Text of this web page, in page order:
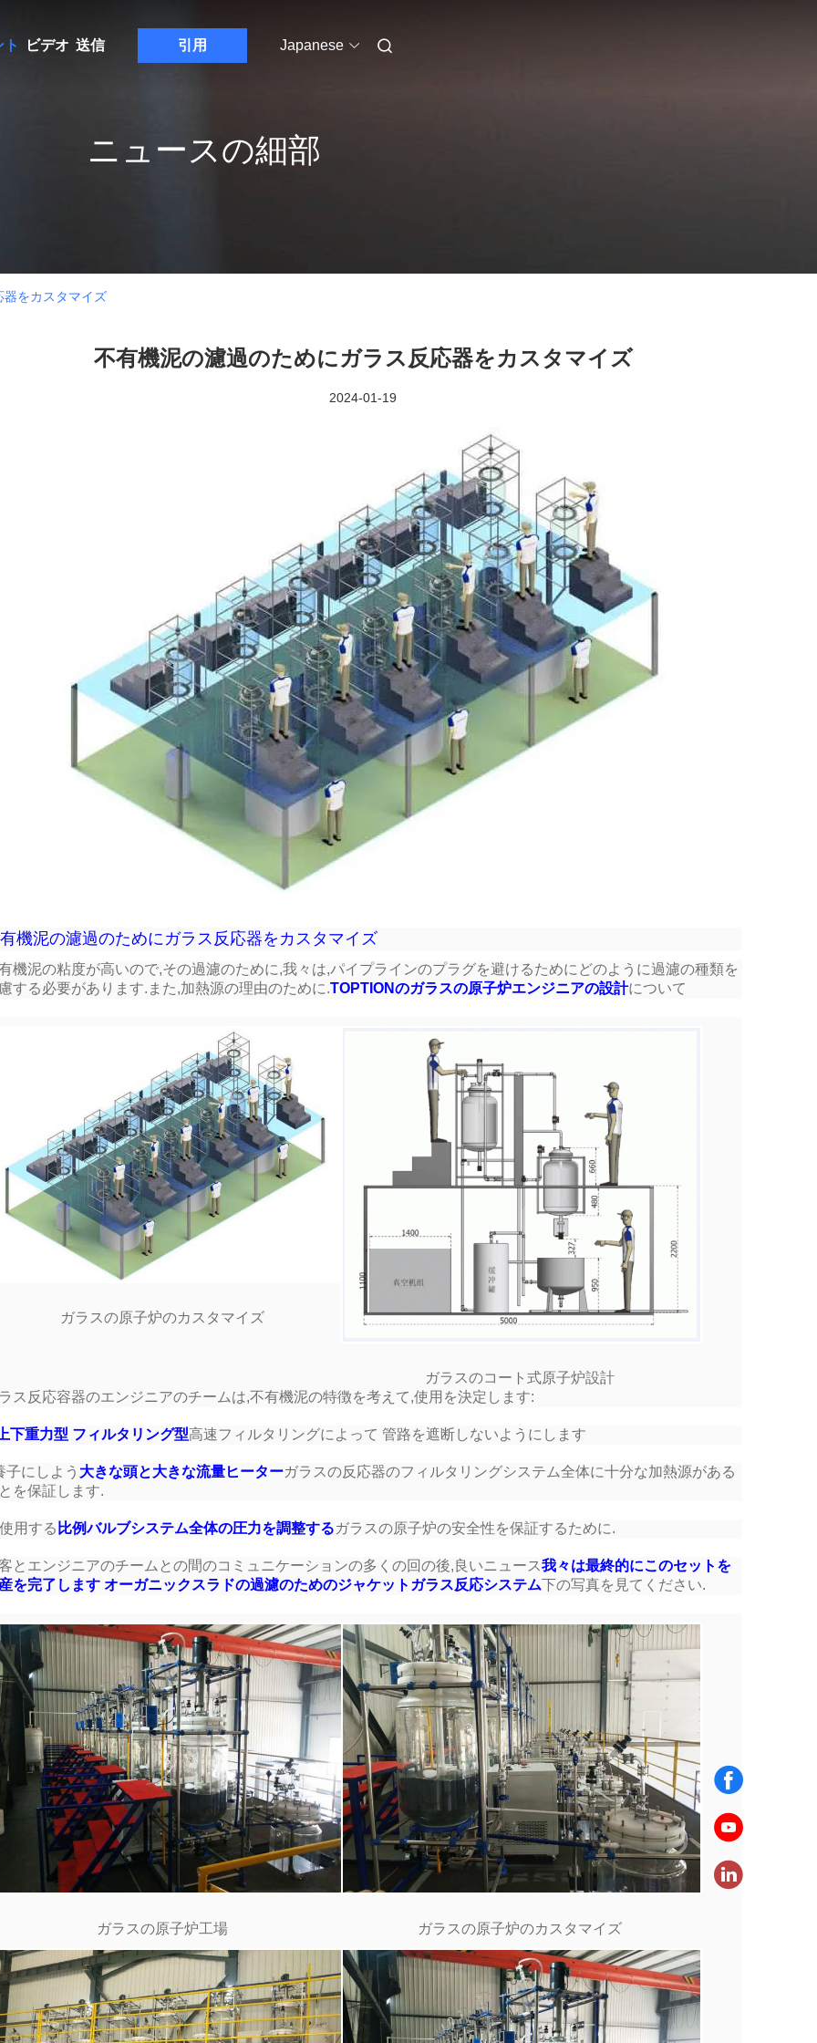
ト ビデオ 送信 引用 Japanese
ニュースの細部
器をカスタマイズ
不有機泥の濾過のためにガラス反応器をカスタマイズ
2024-01-19
機泥の濾過のためにガラス反応器をカスタマイズ
機泥の粘度が高いので,その過濾のために,我々は,パイプラインのプラグを避けるためにどのように過濾の種類を
する必要があります.また,加熱源の理由のために.TOPTIONのガラスの原子炉エンジニアの設計について
ガラスの原子炉のカスタマイズ
ガラスのコート式原子炉設計
ス反応容器のエンジニアのチームは,不有機泥の特徴を考えて,使用を決定します:
上下重力型 フィルタリング型高速フィルタリングによって 管路を遮断しないようにします
子にしよう 大きな頭と大きな流量ヒーターガラスの反応器のフィルタリングシステム全体に十分な加熱源がある
を保証します.
用する 比例バルブシステム全体の圧力を調整するガラスの原子炉の安全性を保証するために.
とエンジニアのチームとの間のコミュニケーションの多くの回の後,良いニュース我々は最終的にこのセットを
を完了します オーガニックスラドの過濾のためのジャケットガラス反応システム下の写真を見てください.
ガラスの原子炉工場 ガラスの原子炉のカスタマイズ